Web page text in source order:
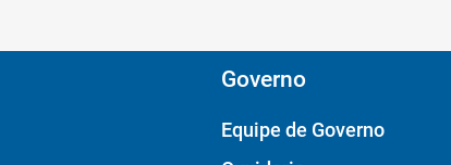
Governo
Equipe de Governo